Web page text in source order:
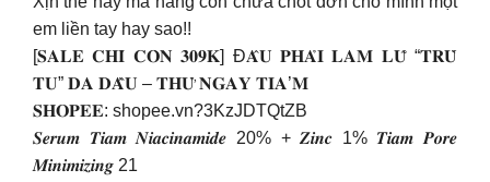
em liền tay hay sao!!
[𝐒𝐀𝐋𝐄 𝐂𝐇𝐈̉ 𝐂𝐎̀𝐍 𝟑𝟎𝟗𝐊] Đ𝐀̂𝐔 𝐏𝐇𝐀̉𝐈 𝐋𝐀𝐌 𝐋𝐔̃ “𝐓𝐑𝐔̀
𝐓𝐔” 𝐃𝐀 𝐃𝐀̂̀𝐔 – 𝐓𝐇𝐔̛̉ 𝐍𝐆𝐀𝐘 𝐓𝐈𝐀’𝐌
𝐒𝐇𝐎𝐏𝐄𝐄: shopee.vn?3KzJDTQtZB
𝑺𝒆𝒓𝒖𝒎 𝑻𝒊𝒂𝒎 𝑵𝒊𝒂𝒄𝒊𝒏𝒂𝒎𝒊𝒅𝒆 20% + 𝒁𝒊𝒏𝒄 1% 𝑻𝒊𝒂𝒎 𝑷𝒐𝒓𝒆
𝑴𝒊𝒏𝒊𝒎𝒊𝒛𝒊𝒏𝒈 21